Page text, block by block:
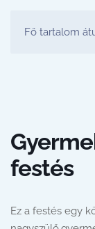
Fő tartalom
FESTŐ
festés
Ez a festés egy